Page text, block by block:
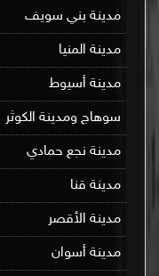
مدينة بني سويف
مدينة المنيا
مدينة أسيوط
سوهاج ومدينة الكوثر
مدينة نجع حمادي
مدينة قنا
مدينة الأقصر
مدينة أسوان